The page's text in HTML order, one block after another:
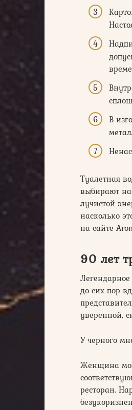
В
Туалетная
выбирают
лучистой
насколько
на сайте
90 лет
до сих пор
уверенной,
У черного
Женщина
ресторан.